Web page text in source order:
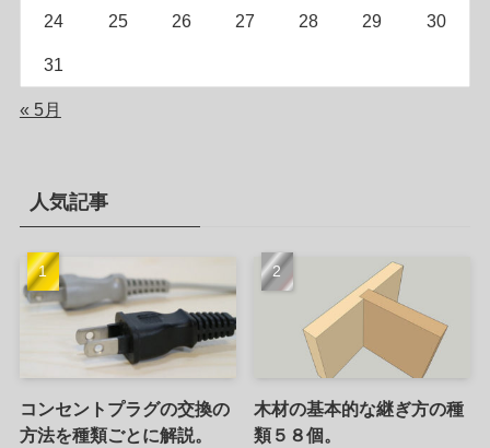
24 25 26 27 28 29 30
31
« 5月
人気記事
コンセントプラグの交換の
方法を種類ごとに解説。
木材の基本的な継ぎ方の種
類５８個。